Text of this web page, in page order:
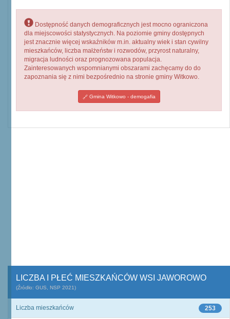
Dostępność danych demograficznych jest mocno ograniczona
dla miejscowości statystycznych. Na poziomie gminy dostępnych
jest znacznie więcej wskaźników m.in. aktualny wiek i stan cywilny
mieszkańców, liczba małżeństw i rozwodów, przyrost naturalny,
migracja ludności oraz prognozowana populacja.
Zainteresowanych wspomnianymi obszarami zachęcamy do do
zapoznania się z nimi bezpośrednio na stronie gminy Witkowo.
Gmina Witkowo - demogafia
LICZBA I PŁEĆ MIESZKAŃCÓW WSI JAWOROWO
(Źródło: GUS, NSP 2021)
253
Liczba mieszkańców